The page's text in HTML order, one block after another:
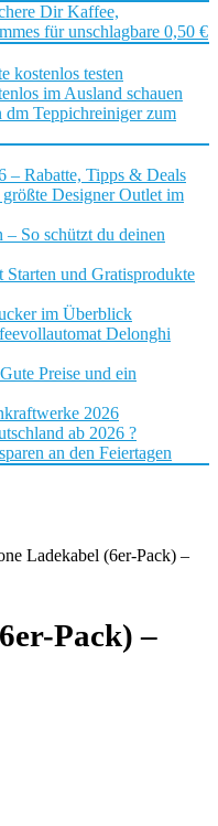
Dir Kaffee,
für unschlagbare 0,50 €
kostenlos testen
im Ausland schauen
dm Teppichreiniger zum
– Rabatte, Tipps & Deals
Designer Outlet im
So schützt du deinen
und Gratisprodukte
im Überblick
Delonghi
Preise und ein
2026
ab 2026 ?
an den Feiertagen
Ladekabel (6er-Pack) –
Pack) –